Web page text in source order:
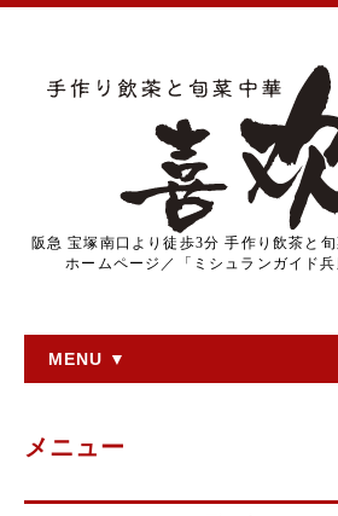
阪急 宝塚南口より徒歩3分 手作り飲茶と
ホームページ／「ミシュランガイド
MENU ▼
メニュー